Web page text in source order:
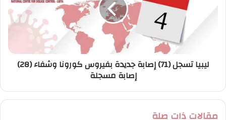
ليبيا تسجل (71) إصابة جديدة بفيروس كورونا وشفاء (28)
إصابة مسجلة
مقالات ذات صلة